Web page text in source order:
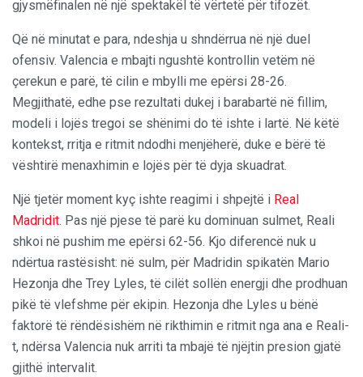
gjysmëfinalen në një spektakël të vërtetë për tifozët.
Që në minutat e para, ndeshja u shndërrua në një duel
ofensiv. Valencia e mbajti ngushtë kontrollin vetëm në
çerekun e parë, të cilin e mbylli me epërsi 28-26.
Megjithatë, edhe pse rezultati dukej i barabartë në fillim,
modeli i lojës tregoi se shënimi do të ishte i lartë. Në këtë
kontekst, rritja e ritmit ndodhi menjëherë, duke e bërë të
vështirë menaxhimin e lojës për të dyja skuadrat.
Një tjetër moment kyç ishte reagimi i shpejtë i Real
Madridit. Pas një pjese të parë ku dominuan sulmet, Reali
shkoi në pushim me epërsi 62-56. Kjo diferencë nuk u
ndërtua rastësisht: në sulm, për Madridin spikatën Mario
Hezonja dhe Trey Lyles, të cilët sollën energji dhe prodhuan
pikë të vlefshme për ekipin. Hezonja dhe Lyles u bënë
faktorë të rëndësishëm në rikthimin e ritmit nga ana e Reali-
t, ndërsa Valencia nuk arriti ta mbajë të njëjtin presion gjatë
gjithë intervalit.